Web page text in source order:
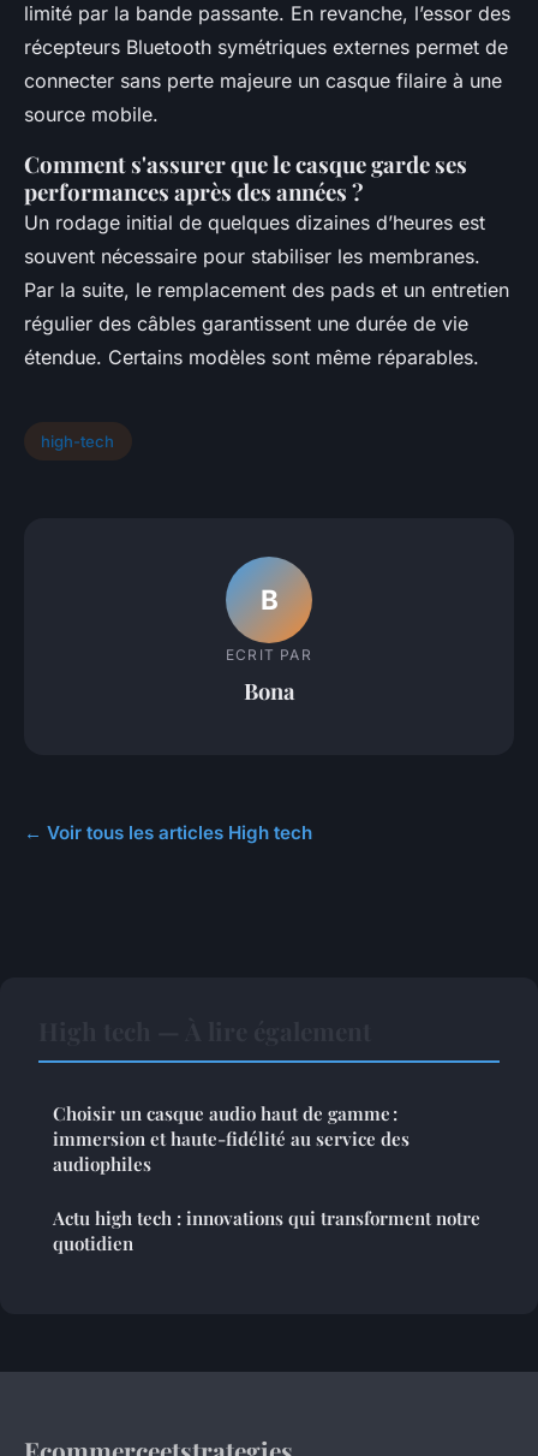
limité par la bande passante. En revanche, l’essor des
récepteurs Bluetooth symétriques externes permet de
connecter sans perte majeure un casque filaire à une
source mobile.
Comment s'assurer que le casque garde ses
performances après des années ?
Un rodage initial de quelques dizaines d’heures est
souvent nécessaire pour stabiliser les membranes.
Par la suite, le remplacement des pads et un entretien
régulier des câbles garantissent une durée de vie
étendue. Certains modèles sont même réparables.
high-tech
B
ECRIT PAR
Bona
← Voir tous les articles High tech
Choisir un casque audio haut de gamme :
immersion et haute-fidélité au service des
audiophiles
Actu high tech : innovations qui transforment notre
quotidien